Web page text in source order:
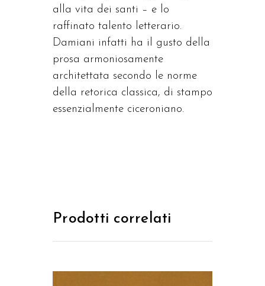
alla vita dei santi – e lo
raffinato talento letterario.
Damiani infatti ha il gusto della
prosa armoniosamente
architettata secondo le norme
della retorica classica, di stampo
essenzialmente ciceroniano.
Prodotti correlati